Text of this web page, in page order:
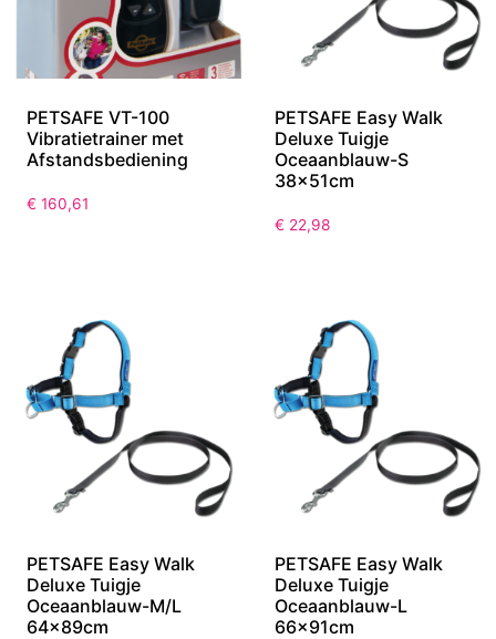
PETSAFE VT-100
Vibratietrainer met
Afstandsbediening
€ 160,61
PETSAFE Easy Walk
Deluxe Tuigje
Oceaanblauw-S
38x51cm
€ 22,98
PETSAFE Easy Walk
Deluxe Tuigje
Oceaanblauw-M/L
64x89cm
PETSAFE Easy Walk
Deluxe Tuigje
Oceaanblauw-L
66x91cm